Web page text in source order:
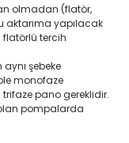
olmadan (flatör,
aktarıma yapılacak
tercih
şebeke
monofaze
pano gereklidir.
pompalarda